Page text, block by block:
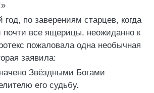
по заверениям старцев, когда
почти все ящерицы, неожиданно к
пожаловала одна необычная
заявила:
Звёздными Богами
его судьбу.